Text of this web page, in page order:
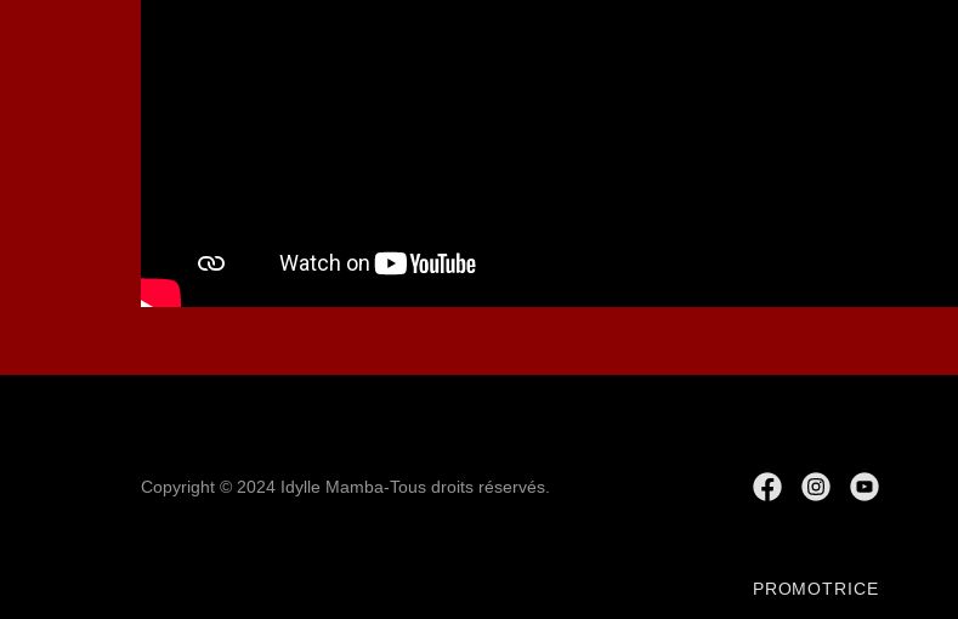
Copyright © 2024 Idylle Mamba-Tous droits réservés.
PROMOTRICE